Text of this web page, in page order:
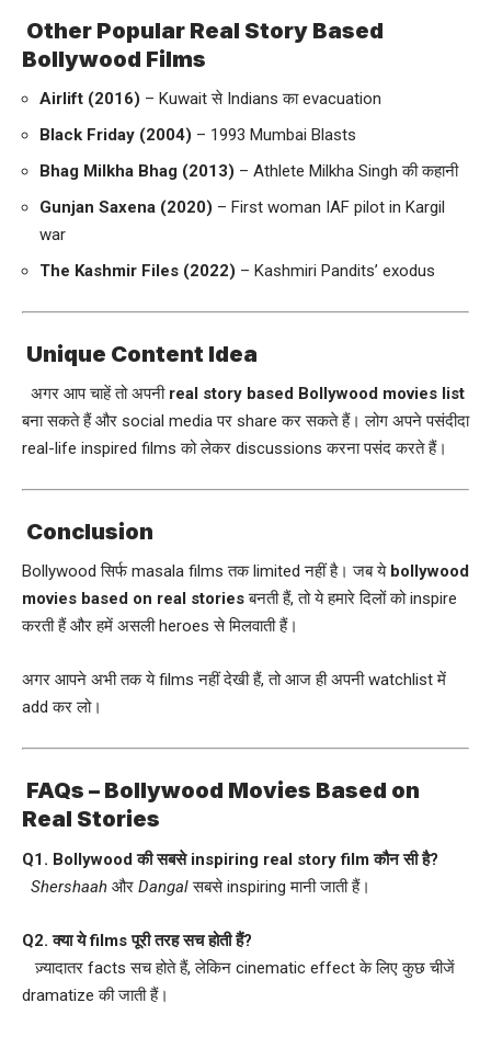
Other Popular Real Story Based
Bollywood Films
Airlift (2016) – Kuwait से Indians का evacuation
Black Friday (2004) – 1993 Mumbai Blasts
Bhag Milkha Bhag (2013) – Athlete Milkha Singh की कहानी
Gunjan Saxena (2020) – First woman IAF pilot in Kargil
war
The Kashmir Files (2022) – Kashmiri Pandits’ exodus
Unique Content Idea
अगर आप चाहें तो अपनी real story based Bollywood movies list
बना सकते हैं और social media पर share कर सकते हैं। लोग अपने पसंदीदा
real-life inspired films को लेकर discussions करना पसंद करते हैं।
Conclusion
Bollywood सिर्फ masala films तक limited नहीं है। जब ये bollywood
movies based on real storiesबनती हैं, तो ये हमारे दिलों को inspire
करती हैं और हमें असली heroes से मिलवाती हैं।
अगर आपने अभी तक ये films नहीं देखी हैं, तो आज ही अपनी watchlist में
add कर लो।
FAQs – Bollywood Movies Based on
Real Stories
Q1. Bollywood की सबसे inspiring real story film कौन सी है?
Shershaah और Dangalसबसे inspiring मानी जाती हैं।
Q2. क्या ये films पूरी तरह सच होती हैं?
ज़्यादातर facts सच होते हैं, लेकिन cinematic effect के लिए कुछ चीजें
dramatize की जाती हैं।